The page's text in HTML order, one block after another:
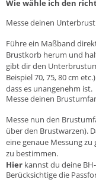
Wie wähle ich den
Messe deinen
Führe ein Maßband
Brustkorb herum und
gibt dir den
Beispiel 70, 75, 80 cm
dass es unangenehm ist.
Messe deinen
Messe nun den
über den Brustwarzen).
eine genaue Messung
zu bestimmen.
Hier kannst du deine
Berücksichtige die